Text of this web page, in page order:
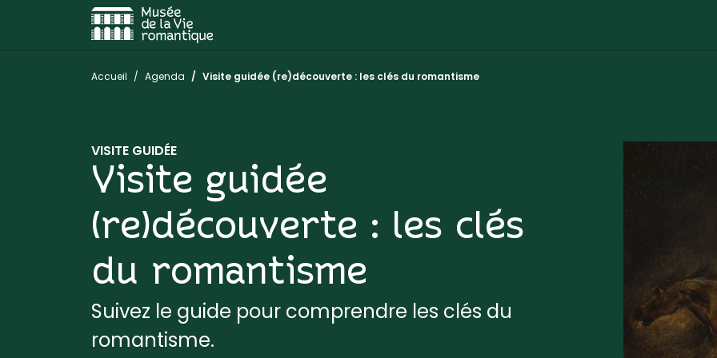
Vous êtes ici :
Accueil Agenda Visite guidée (re)découverte : les clés du romantisme
VISITE GUIDÉE
Visite guidée
(re)découverte : les clés
du romantisme
Suivez le guide pour comprendre les clés du
romantisme.